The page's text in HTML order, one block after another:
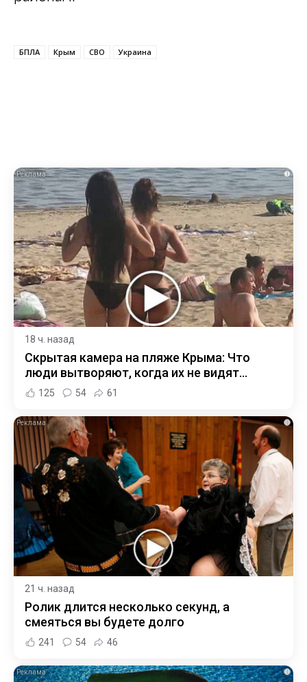
БПЛА Крым СВО Украина
i
18 ч. назад
Скрытая камера на пляже Крыма: Что
люди вытворяют, когда их не видят...
125 54 61
i
21 ч. назад
Ролик длится несколько секунд, а
смеяться вы будете долго
241 54 46
i